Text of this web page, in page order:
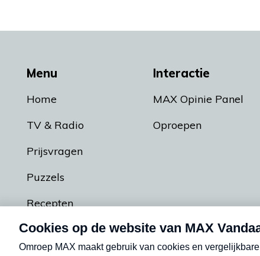
Menu
Home
TV & Radio
Prijsvragen
Puzzels
Recepten
Podcasts
Interactie
MAX Opinie Panel
Oproepen